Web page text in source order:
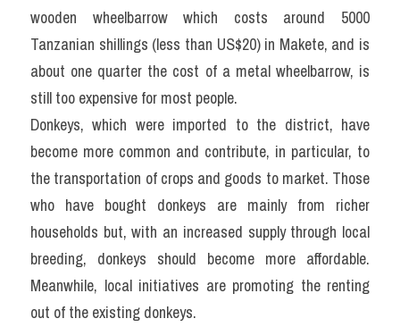
wooden wheelbarrow which costs around 5000
Tanzanian shillings (less than US$20) in Makete, and is
about one quarter the cost of a metal wheelbarrow, is
still too expensive for most people.
Donkeys, which were imported to the district, have
become more common and contribute, in particular, to
the transportation of crops and goods to market. Those
who have bought donkeys are mainly from richer
households but, with an increased supply through local
breeding, donkeys should become more affordable.
Meanwhile, local initiatives are promoting the renting
out of the existing donkeys.